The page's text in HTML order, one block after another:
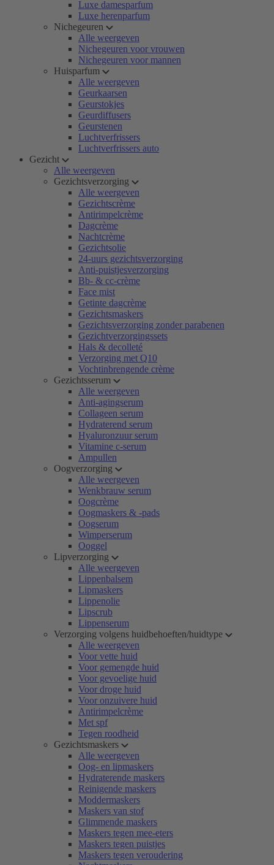
Luxe damesparfum
Luxe herenparfum
Nichegeuren
Alle weergeven
Nichegeuren voor vrouwen
Nichegeuren voor mannen
Huisparfum
Alle weergeven
Geurkaarsen
Geurstokjes
Geurdiffusers
Geurstenen
Luchtverfrissers
Luchtverfrissers auto
Gezicht
Alle weergeven
Gezichtsverzorging
Alle weergeven
Gezichtscrème
Antirimpelcrème
Dagcrème
Nachtcrème
Gezichtsolie
24-uurs gezichtsverzorging
Anti-puistjesverzorging
Bb- & cc-crème
Face mist
Getinte dagcrème
Gezichtsmaskers
Gezichtsverzorging zonder parabenen
Gezichtverzorgingssets
Hals & decolleté
Verzorging met Q10
Vochtinbrengende crème
Gezichtsserum
Alle weergeven
Anti-agingserum
Collageen serum
Hydraterend serum
Hyaluronzuur serum
Vitamine c-serum
Ampullen
Oogverzorging
Alle weergeven
Wenkbrauw serum
Oogcrème
Oogmaskers & -pads
Oogserum
Wimperserum
Ooggel
Lipverzorging
Alle weergeven
Lippenbalsem
Lipmaskers
Lippenolie
Lipscrub
Lippenserum
Verzorging volgens huidbehoeften/huidtype
Alle weergeven
Voor vette huid
Voor gemengde huid
Voor gevoelige huid
Voor droge huid
Voor onzuivere huid
Antirimpelcrème
Met spf
Tegen roodheid
Gezichtsmaskers
Alle weergeven
Oog- en lipmaskers
Hydraterende maskers
Reinigende maskers
Moddermaskers
Maskers van stof
Glimmende maskers
Maskers tegen mee-eters
Maskers tegen puistjes
Maskers tegen veroudering